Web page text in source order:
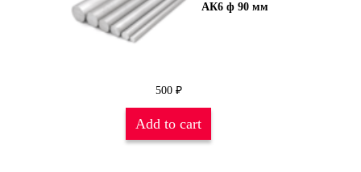
АК6 ф 90 мм
500 ₽
Add to cart